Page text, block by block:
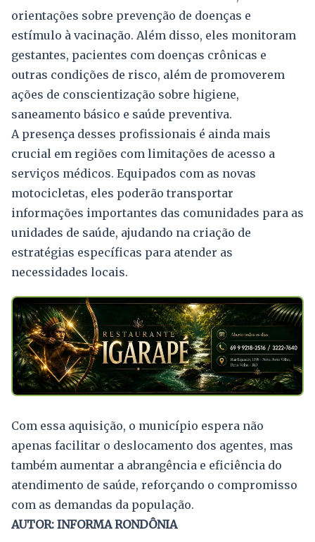
orientações sobre prevenção de doenças e
estímulo à vacinação. Além disso, eles monitoram
gestantes, pacientes com doenças crônicas e
outras condições de risco, além de promoverem
ações de conscientização sobre higiene,
saneamento básico e saúde preventiva.
A presença desses profissionais é ainda mais
crucial em regiões com limitações de acesso a
serviços médicos. Equipados com as novas
motocicletas, eles poderão transportar
informações importantes das comunidades para as
unidades de saúde, ajudando na criação de
estratégias específicas para atender as
necessidades locais.
Com essa aquisição, o município espera não
apenas facilitar o deslocamento dos agentes, mas
também aumentar a abrangência e eficiência do
atendimento de saúde, reforçando o compromisso
com as demandas da população.
AUTOR: INFORMA RONDÔNIA